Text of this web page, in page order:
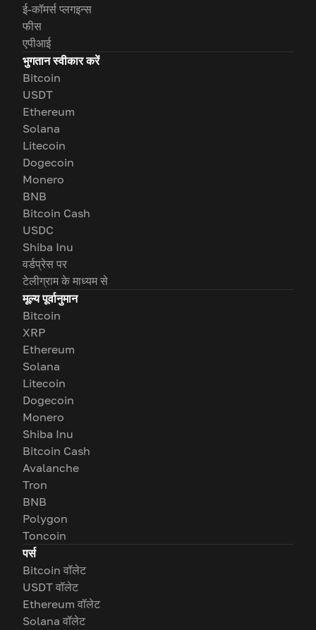
ई-कॉमर्स प्लगइन्स
फीस
एपीआई
भुगतान स्वीकार करें
Bitcoin
USDT
Ethereum
Solana
Litecoin
Dogecoin
Monero
BNB
Bitcoin Cash
USDC
Shiba Inu
वर्डप्रेस पर
टेलीग्राम के माध्यम से
मूल्य पूर्वानुमान
Bitcoin
XRP
Ethereum
Solana
Litecoin
Dogecoin
Monero
Shiba Inu
Bitcoin Cash
Avalanche
Tron
BNB
Polygon
Toncoin
पर्स
Bitcoin वॉलेट
USDT वॉलेट
Ethereum वॉलेट
Solana वॉलेट